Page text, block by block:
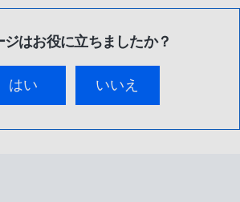
ジはお役に立ちましたか？
はい いいえ